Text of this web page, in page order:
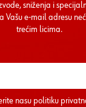
sniženja i
Vašu e-mail adresu
trećim licima.
nasu politiku